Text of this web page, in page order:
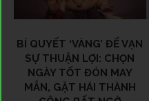
BÍ QUYẾT ‘VÀNG’ ĐỂ VẠN
SỰ THUẬN LỢI: CHỌN
NGÀY TỐT ĐÓN MAY
MẮN, GẶT HÁI THÀNH